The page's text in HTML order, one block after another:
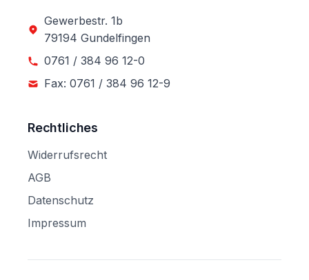
Gewerbestr. 1b
79194 Gundelfingen
0761 / 384 96 12-0
Fax: 0761 / 384 96 12-9
Rechtliches
Widerrufsrecht
AGB
Datenschutz
Impressum